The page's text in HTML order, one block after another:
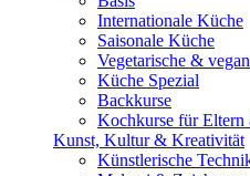
Internationale Küche
Saisonale Küche
Vegetarische &
Küche Spezial
Backkurse
Kochkurse für
Kunst, Kultur & Kreativität
Künstlerische